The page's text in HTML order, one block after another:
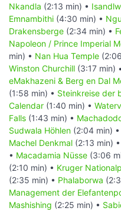
Nkandla (2:13 min) •
Emnambithi (4:30 min) •
Drakensberge (2:34 min) •
Napoleon / Prince Imperial
min) • Nan Hua Temple
Winston Churchill (3:17 min) •
eMakhazeni & Berg en Dal
(1:58 min) • Steinkreise der
Calendar (1:40 min) •
Falls (1:43 min) •
Sudwala Höhlen (2:04 min) •
Machel Denkmal (2:13 min) •
• Macadamia Nüsse (3:06
(2:10 min) • Kruger
(2:35 min) • Phalaborwa
Management der
Mashishing (2:25 min) •